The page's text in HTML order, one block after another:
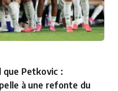
que Petkovic :
à une refonte du